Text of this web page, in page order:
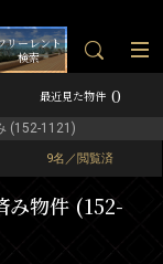
リーレント
検索
最近見た物件 0
(152-1121)
9名／閲覧済
み物件 (152-